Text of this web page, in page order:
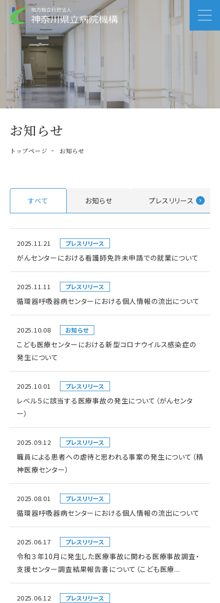
お知らせ
トップページ お知らせ
すべて お知らせ プレスリリース
2025.11.21 プレスリリース
がんセンターにおける看護師免許未申請での就業について
2025.11.11 プレスリリース
循環器呼吸器病センターにおける個人情報の流出について
2025.10.08 お知らせ
こども医療センターにおける新型コロナウイルス感染症の
発生について
2025.10.01 プレスリリース
レベル５に該当する医療事故の発生について（がんセンタ
ー）
2025.09.12 プレスリリース
職員による患者への虐待と思われる事案の発生について（精
神医療センター）
2025.08.01 プレスリリース
循環器呼吸器病センターにおける個人情報の流出について
2025.06.17 プレスリリース
令和３年10月に発生した医療事故に関わる医療事故調査・
支援センター調査結果報告書について（こども医療...
2025.06.12 プレスリリース